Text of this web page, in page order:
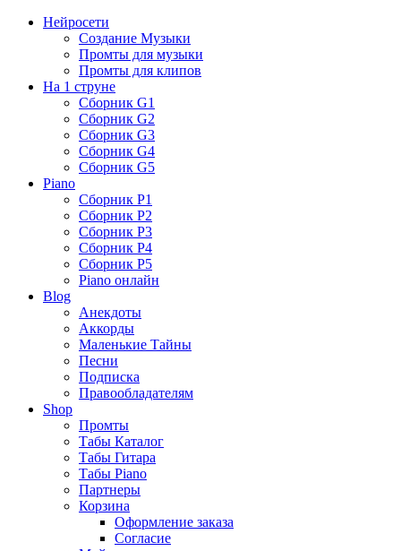
Нейросети
Создание Музыки
Промты для музыки
Промты для клипов
На 1 струне
Сборник G1
Сборник G2
Сборник G3
Сборник G4
Сборник G5
Piano
Сборник P1
Сборник P2
Сборник P3
Сборник P4
Сборник P5
Piano онлайн
Blog
Анекдоты
Аккорды
Маленькие Тайны
Песни
Подписка
Правообладателям
Shop
Промты
Табы Каталог
Табы Гитара
Табы Piano
Партнеры
Корзина
Оформление заказа
Согласие